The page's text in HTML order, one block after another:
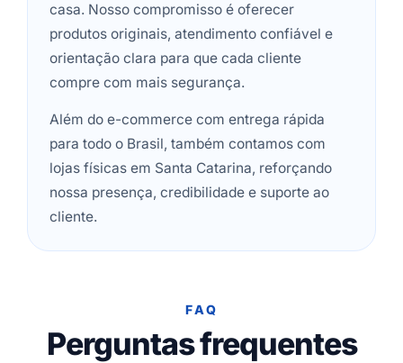
casa. Nosso compromisso é oferecer
produtos originais, atendimento confiável e
orientação clara para que cada cliente
compre com mais segurança.
Além do e-commerce com entrega rápida
para todo o Brasil, também contamos com
lojas físicas em Santa Catarina, reforçando
nossa presença, credibilidade e suporte ao
cliente.
FAQ
Perguntas frequentes